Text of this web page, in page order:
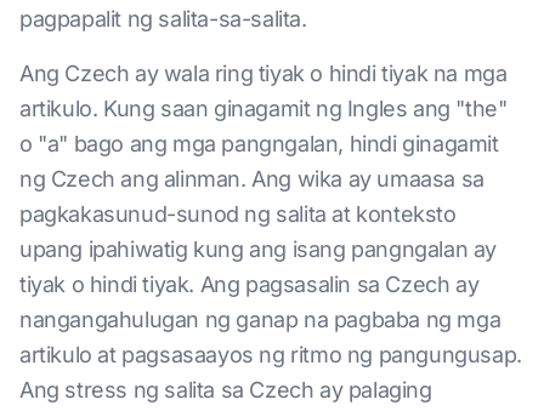
pagpapalit ng salita-sa-salita.
Ang Czech ay wala ring tiyak o hindi tiyak na mga
artikulo. Kung saan ginagamit ng Ingles ang "the"
o "a" bago ang mga pangngalan, hindi ginagamit
ng Czech ang alinman. Ang wika ay umaasa sa
pagkakasunud-sunod ng salita at konteksto
upang ipahiwatig kung ang isang pangngalan ay
tiyak o hindi tiyak. Ang pagsasalin sa Czech ay
nangangahulugan ng ganap na pagbaba ng mga
artikulo at pagsasaayos ng ritmo ng pangungusap.
Ang stress ng salita sa Czech ay palaging